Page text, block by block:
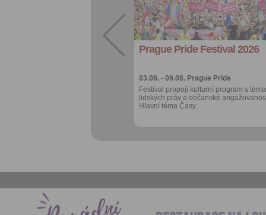
Prague Pride Festival 2026
03.08. - 09.08. Prague Pride
Festival propojí kulturní program s
lidských práv a občanské
Hlavní téma Časy…
Facebook
export do
kalendáře
Více výhod pro